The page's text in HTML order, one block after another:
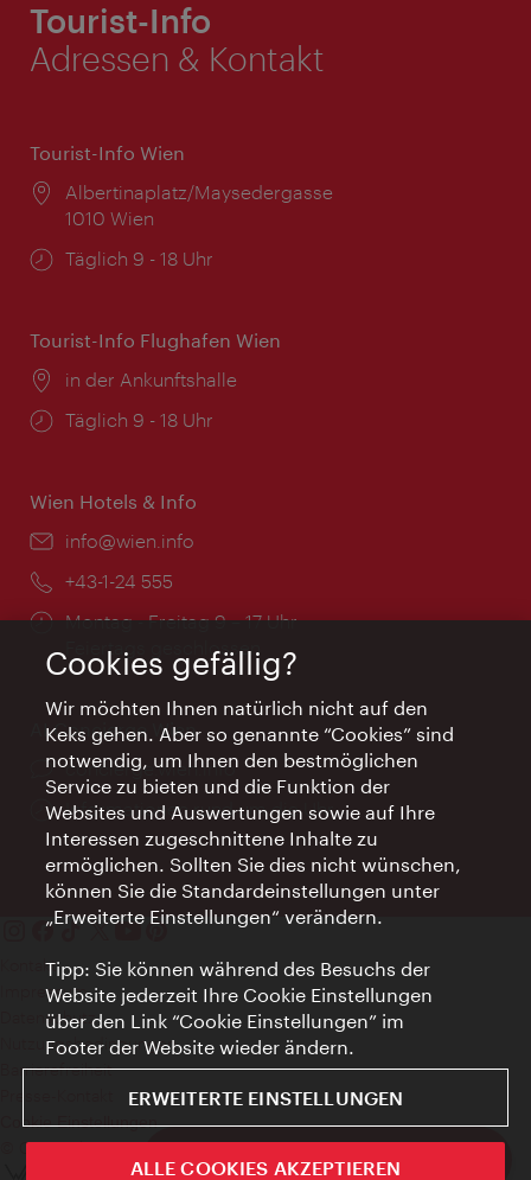
ivie - Die offizielle City Guide App
Tourist-Info
Adressen & Kontakt
Tourist-Info Wien
Ort:
Albertinaplatz/Maysedergasse
1010 Wien
Öffnungszeiten:
Täglich 9 - 18 Uhr
Tourist-Info Flughafen Wien
Ort:
in der Ankunftshalle
Öffnungszeiten:
Täglich 9 - 18 Uhr
Wien Hotels & Info
Email:
info@wien.info
Telefon:
+43-1-24 555
Öffnungszeiten:
Montag - Freitag 9 – 17 Uhr
Feiertags geschlossen
AI Concierge Wien
Ort:
concierge.wien.info
Öffnungszeiten:
Informationen rund um die Uhr
Kontakt
Impressum
Datenschutz
Nutzungsbedingungen
Barrierefreiheit
Cookie Einstellungen
© Copyright WienTourismus
Cookies gefällig?
Wir möchten Ihnen natürlich nicht auf den
Keks gehen. Aber so genannte “Cookies” sind
notwendig, um Ihnen den bestmöglichen
Service zu bieten und die Funktion der
Websites und Auswertungen sowie auf Ihre
Interessen zugeschnittene Inhalte zu
ermöglichen. Sollten Sie dies nicht wünschen,
können Sie die Standardeinstellungen unter
„Erweiterte Einstellungen“ verändern.
Tipp: Sie können während des Besuchs der
Website jederzeit Ihre Cookie Einstellungen
über den Link “Cookie Einstellungen” im
Footer der Website wieder ändern.
ERWEITERTE EINSTELLUNGEN
ALLE COOKIES AKZEPTIEREN